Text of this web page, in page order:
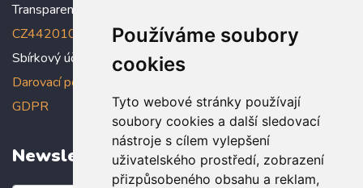
Používáme soubory
cookies
Tyto webové stránky používají
soubory cookies a další sledovací
nástroje s cílem vylepšení
uživatelského prostředí, zobrazení
přizpůsobeného obsahu a reklam,
Transparentní účet:
CZ4420100000005005005006
Sbírkový účet: 5005005022/2010
Darovací podmínky
GDPR
Newsletter